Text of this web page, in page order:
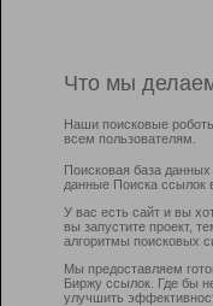
Что мы
Наши поисковые
всем пользователям.
Поисковая база
данные Поиска ссылок
У вас есть сайт и вы
вы запустите проект,
алгоритмы поисковых
Мы предоставляем
Биржу ссылок. Где бы
улучшить